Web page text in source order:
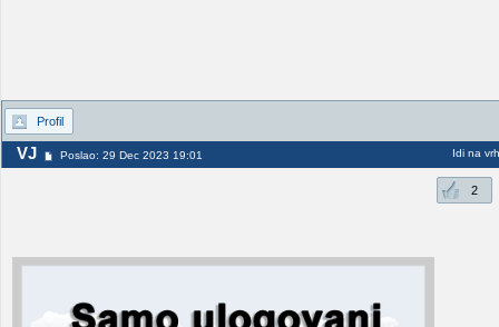
Profil
VJ Poslao: 29 Dec 2023 19:01 Idi na vrh
2